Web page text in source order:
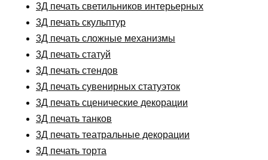
3Д печать светильников интерьерных
3Д печать скульптур
3Д печать сложные механизмы
3Д печать статуй
3Д печать стендов
3Д печать сувенирных статуэток
3Д печать сценические декорации
3Д печать танков
3Д печать театральные декорации
3Д печать торта